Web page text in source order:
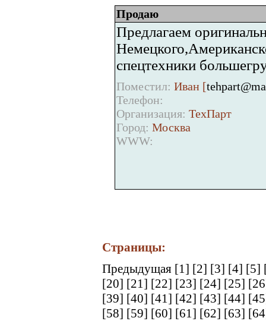
Продаю
Предлагаем
спецтехники
Поместил: Иван [
Телефон:
Организация: ТехПарт
Город: Москва
WWW:
Страницы:
Предыдущая [1] [2] [3] [4] [5]
[20] [21] [22] [23] [24] [25]
[39] [40] [41] [42] [43] [44]
[58] [59] [60] [61] [62] [63]